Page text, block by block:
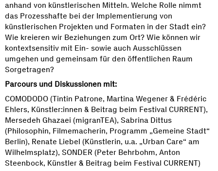
anhand von künstlerischen Mitteln. Welche Rolle nimmt
das Prozesshafte bei der Implementierung von
künstlerischen Projekten und Formaten in der Stadt ein?
Wie kreieren wir Beziehungen zum Ort? Wie können wir
kontextsensitiv mit Ein- sowie auch Ausschlüssen
umgehen und gemeinsam für den öffentlichen Raum
Sorgetragen?
Parcours und Diskussionen mit:
COMODODO (Tintin Patrone, Martina Wegener & Frédéric
Ehlers, Künstler:innen & Beitrag beim Festival CURRENT),
Mersedeh Ghazaei (migranTEA), Sabrina Dittus
(Philosophin, Filmemacherin, Programm „Gemeine Stadt“
Berlin), Renate Liebel (Künstlerin, u.a. „Urban Care“ am
Wilhelmsplatz), SONDER (Peter Behrbohm, Anton
Steenbock, Künstler & Beitrag beim Festival CURRENT)